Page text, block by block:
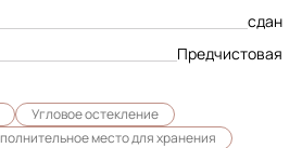
сдан
Предчистовая
Угловое остекление
место для хранения